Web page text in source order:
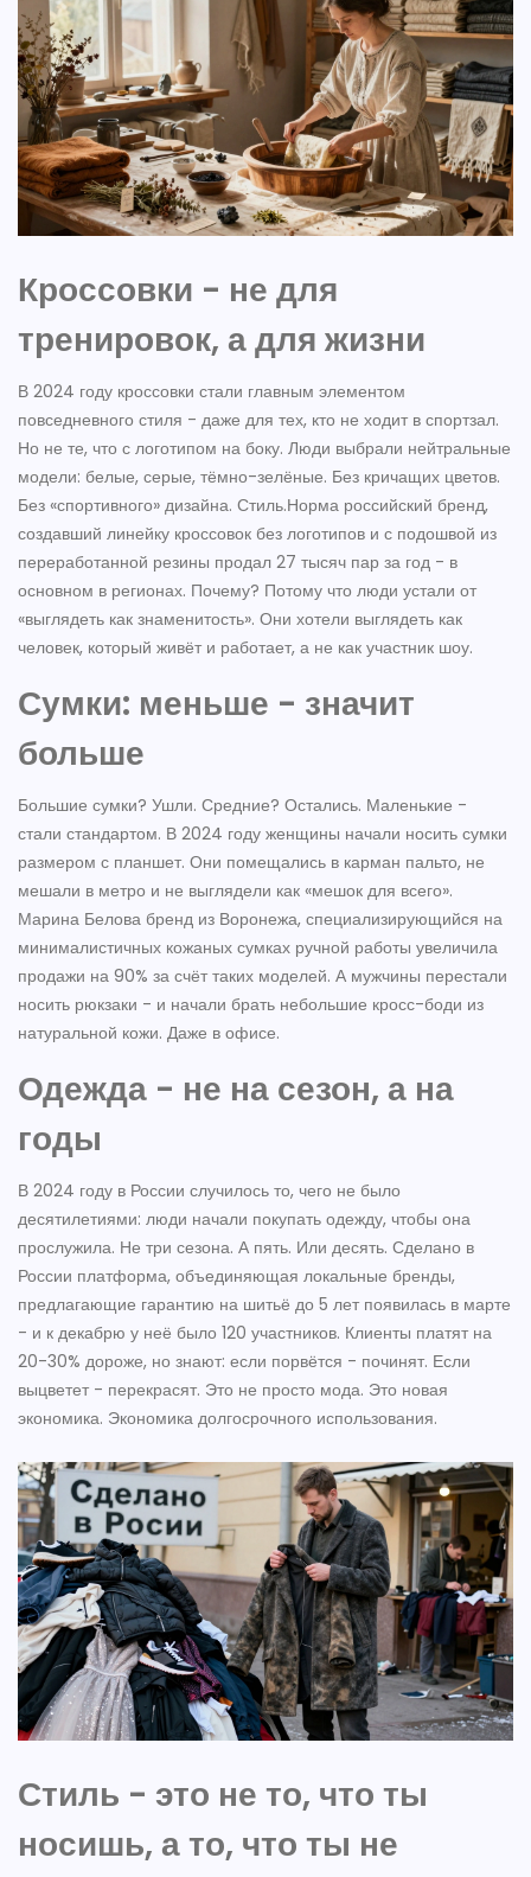
Кроссовки - не для
тренировок, а для жизни
В 2024 году кроссовки стали главным элементом
повседневного стиля - даже для тех, кто не ходит в спортзал.
Но не те, что с логотипом на боку. Люди выбрали нейтральные
модели: белые, серые, тёмно-зелёные. Без кричащих цветов.
Без «спортивного» дизайна. Стиль.Норма российский бренд,
создавший линейку кроссовок без логотипов и с подошвой из
переработанной резины продал 27 тысяч пар за год - в
основном в регионах. Почему? Потому что люди устали от
«выглядеть как знаменитость». Они хотели выглядеть как
человек, который живёт и работает, а не как участник шоу.
Сумки: меньше - значит
больше
Большие сумки? Ушли. Средние? Остались. Маленькие -
стали стандартом. В 2024 году женщины начали носить сумки
размером с планшет. Они помещались в карман пальто, не
мешали в метро и не выглядели как «мешок для всего».
Марина Белова бренд из Воронежа, специализирующийся на
минималистичных кожаных сумках ручной работы увеличила
продажи на 90% за счёт таких моделей. А мужчины перестали
носить рюкзаки - и начали брать небольшие кросс-боди из
натуральной кожи. Даже в офисе.
Одежда - не на сезон, а на
годы
В 2024 году в России случилось то, чего не было
десятилетиями: люди начали покупать одежду, чтобы она
прослужила. Не три сезона. А пять. Или десять. Сделано в
России платформа, объединяющая локальные бренды,
предлагающие гарантию на шитьё до 5 лет появилась в марте
- и к декабрю у неё было 120 участников. Клиенты платят на
20-30% дороже, но знают: если порвётся - починят. Если
выцветет - перекрасят. Это не просто мода. Это новая
экономика. Экономика долгосрочного использования.
Стиль - это не то, что ты
носишь, а то, что ты не